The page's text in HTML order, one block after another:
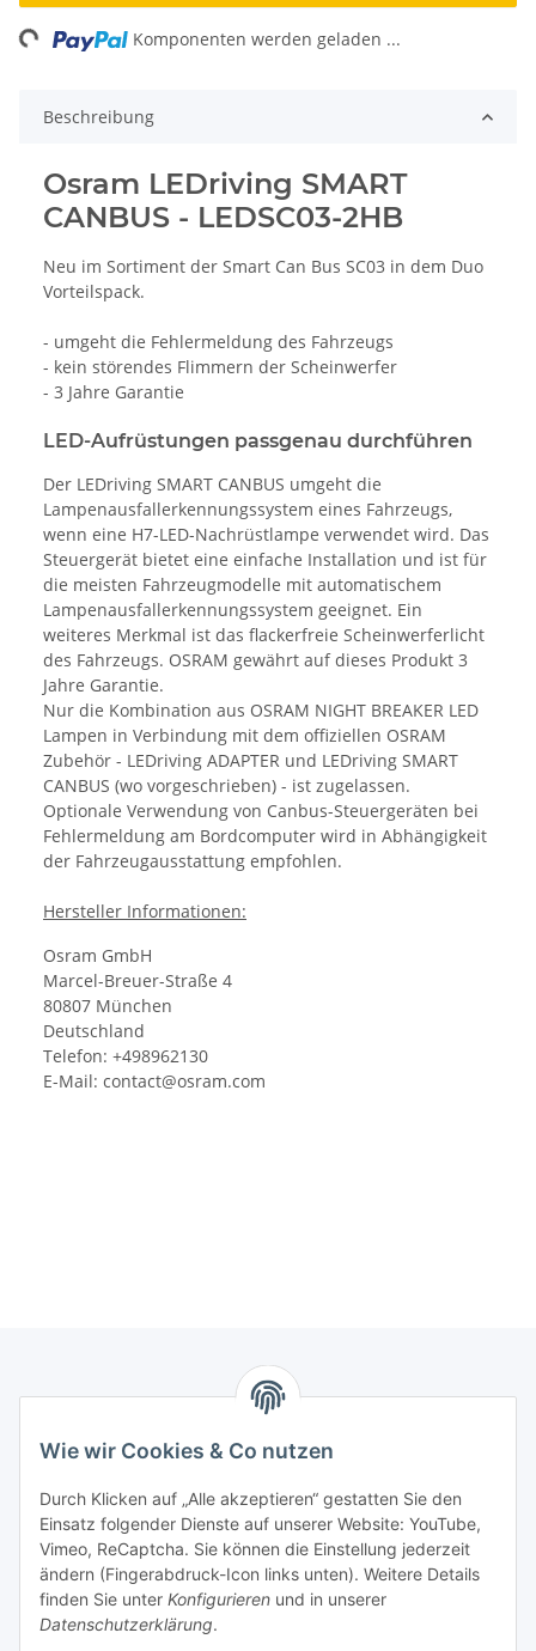
Wie wir Cookies & Co nutzen
Durch Klicken auf „Alle akzeptieren“ gestatten Sie den
Einsatz folgender Dienste auf unserer Website: YouTube,
Vimeo, ReCaptcha. Sie können die Einstellung jederzeit
ändern (Fingerabdruck-Icon links unten). Weitere Details
finden Sie unter Konfigurieren und in unserer
Datenschutzerklärung.
Komponenten werden geladen ...
Beschreibung
Osram LEDriving SMART
CANBUS - LEDSC03-2HB
Neu im Sortiment der Smart Can Bus SC03 in dem Duo
Vorteilspack.
- umgeht die Fehlermeldung des Fahrzeugs
- kein störendes Flimmern der Scheinwerfer
- 3 Jahre Garantie
LED-Aufrüstungen passgenau durchführen
Der LEDriving SMART CANBUS umgeht die
Lampenausfallerkennungssystem eines Fahrzeugs,
wenn eine H7-LED-Nachrüstlampe verwendet wird. Das
Steuergerät bietet eine einfache Installation und ist für
die meisten Fahrzeugmodelle mit automatischem
Lampenausfallerkennungssystem geeignet. Ein
weiteres Merkmal ist das flackerfreie Scheinwerferlicht
des Fahrzeugs. OSRAM gewährt auf dieses Produkt 3
Jahre Garantie.
Nur die Kombination aus OSRAM NIGHT BREAKER LED
Lampen in Verbindung mit dem offiziellen OSRAM
Zubehör - LEDriving ADAPTER und LEDriving SMART
CANBUS (wo vorgeschrieben) - ist zugelassen.
Optionale Verwendung von Canbus-Steuergeräten bei
Fehlermeldung am Bordcomputer wird in Abhängigkeit
der Fahrzeugausstattung empfohlen.
Hersteller Informationen:
Osram GmbH
Marcel-Breuer-Straße 4
80807 München
Deutschland
Telefon: +498962130
E-Mail: contact@osram.com
Interessante Websites
Offizielle Osram Websites